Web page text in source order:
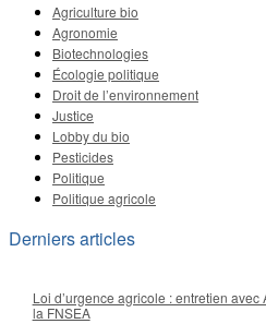
Agriculture bio
Agronomie
Biotechnologies
Écologie politique
Droit de l’environnement
Justice
Lobby du bio
Pesticides
Politique
Politique agricole
Derniers articles
Loi d’urgence agricole : entretien
la FNSEA